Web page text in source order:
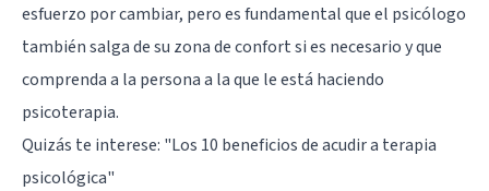
esfuerzo por cambiar, pero es fundamental que el psicólogo
también salga de su zona de confort si es necesario y que
comprenda a la persona a la que le está haciendo
psicoterapia.
Quizás te interese: "Los 10 beneficios de acudir a terapia
psicológica"